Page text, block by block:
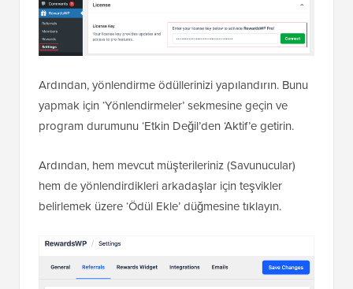
Ardından, yönlendirme ödüllerinizi yapılandırın. Bunu
yapmak için ‘Yönlendirmeler’ sekmesine geçin ve
program durumunu ‘Etkin Değil’den ‘Aktif’e getirin.
Ardından, hem mevcut müşterileriniz (Savunucular)
hem de yönlendirdikleri arkadaşlar için teşvikler
belirlemek üzere ‘Ödül Ekle’ düğmesine tıklayın.